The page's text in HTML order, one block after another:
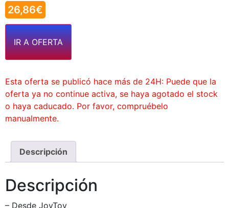
26,86€
IR A OFERTA
Esta oferta se publicó hace más de 24H: Puede que la
oferta ya no continue activa, se haya agotado el stock
o haya caducado. Por favor, compruébelo
manualmente.
Descripción
Descripción
– Desde JoyToy